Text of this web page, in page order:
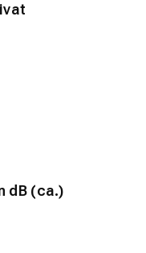
dB (ca.)